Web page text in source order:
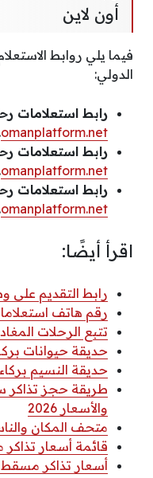
أون لاين
فيما يلي روابط
الدولي:
رابط استعلامات
omanplatform.net
.
رابط استعلامات
omanplatform.net
.
رابط استعلامات
omanplatform.net
.
اقرأ أيضًا:
رابط التقديم على
رقم هاتف
تتبع الرحلات
حديقة حيوانات بركاء:
حديقة النسيم بركاء:
طريقة حجز تذاكر
والأسعار 2026
متحف المكان والناس:
قائمة أسعار تذاكر
أسعار تذاكر مسقط